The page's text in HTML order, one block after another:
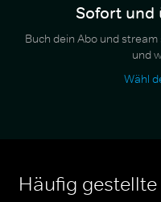
Sofort und
Buch dein Abo und
und
Wähl
Häufig